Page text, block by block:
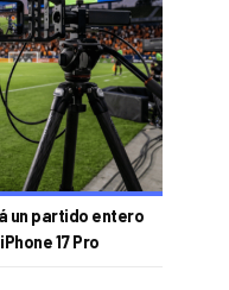
un partido entero
17 Pro